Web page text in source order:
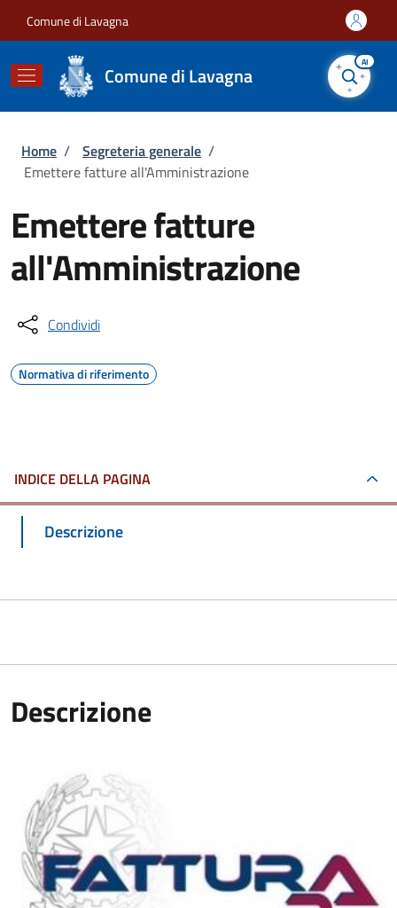
Comune di Lavagna
Comune di Lavagna
AI
Briciole di pane
Home / Segreteria generale /
Emettere fatture all'Amministrazione
Emettere fatture
all'Amministrazione
Condividi
Normativa di riferimento
INDICE DELLA PAGINA
Descrizione
Descrizione